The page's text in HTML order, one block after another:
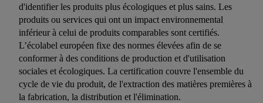
d'identifier les produits plus écologiques et plus sains. Les
produits ou services qui ont un impact environnemental
inférieur à celui de produits comparables sont certifiés.
L’écolabel européen fixe des normes élevées afin de se
conformer à des conditions de production et d'utilisation
sociales et écologiques. La certification couvre l'ensemble du
cycle de vie du produit, de l'extraction des matières premières à
la fabrication, la distribution et l'élimination.